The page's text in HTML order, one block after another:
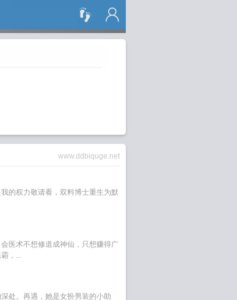
搜 索
www.ddbiquge.net
的权力敬请看，双料博士重生为默
医术不想修道成神仙，只想赚得广
，...
处。再遇，她是女扮男装的小助